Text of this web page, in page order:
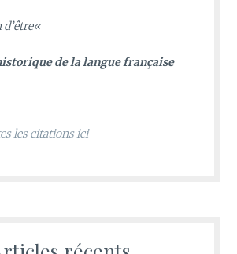
«
de la langue française
les citations ici